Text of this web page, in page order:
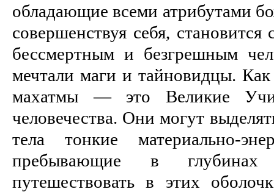
обладающие всеми атрибутами
совершенствуя себя, становится
бессмертным и безгрешным
мечтали маги и тайновидцы.
махатмы — это Великие
человечества. Они могут
тела тонкие материально-
пребывающие в глубинах
путешествовать в этих